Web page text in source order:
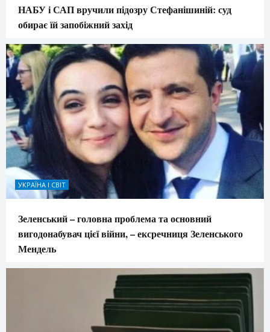
НАБУ і САП вручили підозру Стефанішиній: суд
обирає їй запобіжний захід
УКРАЇНА І СВІТ
Зеленський – головна проблема та основний
вигодонабувач цієї війни, – ексречниця Зеленського
Мендель